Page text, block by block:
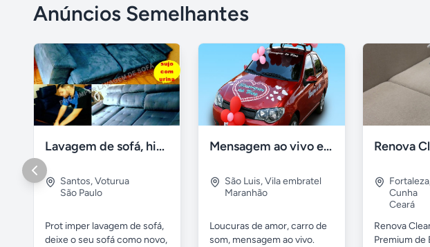
Anúncios Semelhantes
Lavagem de sofá, higienização sofá, Impermeabilização
Santos,Voturua
São Paulo
Prot imper lavagem de sofá,
deixe o seu sofá como novo,
Mensagem ao vivo em carro de som
São Luis,Vila embratel
Maranhão
Loucuras de amor, carro de
som, mensagem ao vivo.
Fortaleza
Cunha
Ceará
Renova
Premium de